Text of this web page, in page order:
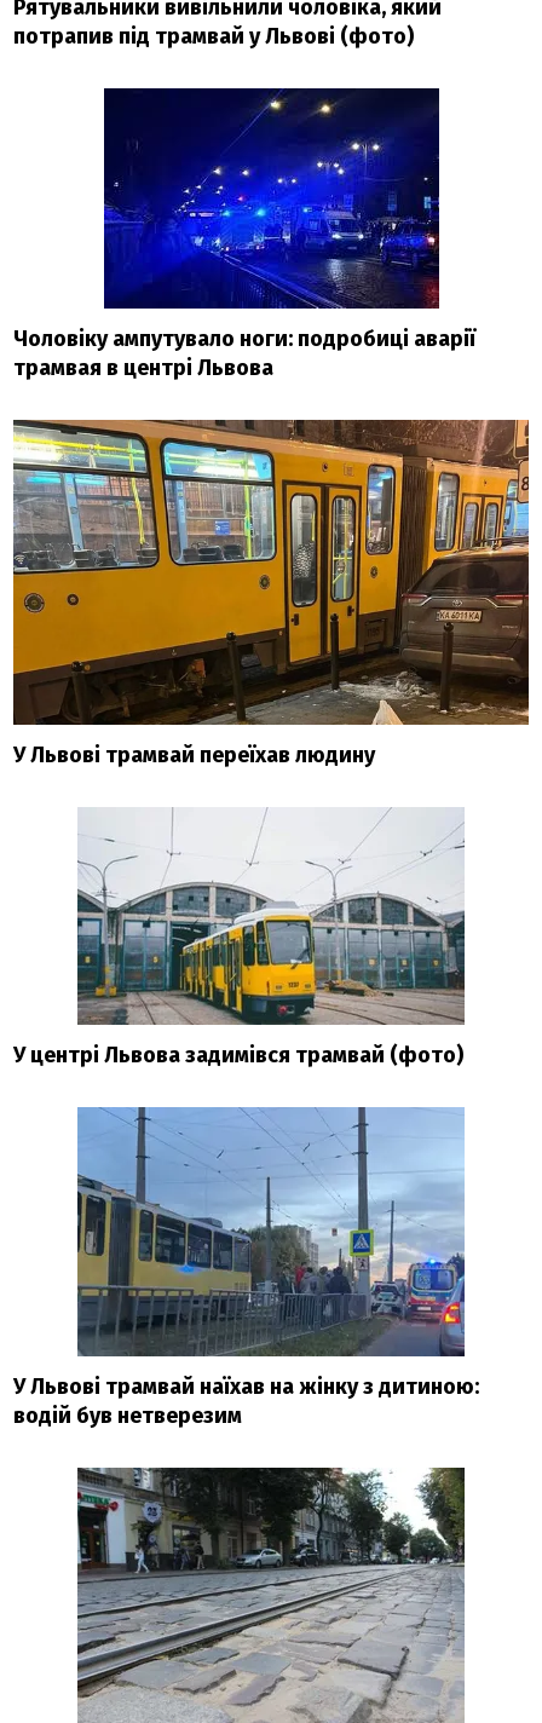
Рятувальники вивільнили чоловіка, який
потрапив під трамвай у Львові (фото)
Чоловіку ампутувало ноги: подробиці аварії
трамвая в центрі Львова
У Львові трамвай переїхав людину
У центрі Львова задимівся трамвай (фото)
У Львові трамвай наїхав на жінку з дитиною:
водій був нетверезим